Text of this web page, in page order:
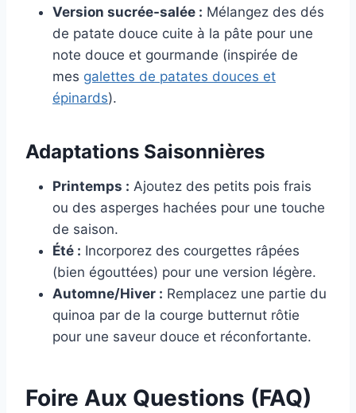
Version sucrée-salée : Mélangez des dés
de patate douce cuite à la pâte pour une
note douce et gourmande (inspirée de
mes galettes de patates douces et
épinards).
Adaptations Saisonnières
Printemps : Ajoutez des petits pois frais
ou des asperges hachées pour une touche
de saison.
Été : Incorporez des courgettes râpées
(bien égouttées) pour une version légère.
Automne/Hiver : Remplacez une partie du
quinoa par de la courge butternut rôtie
pour une saveur douce et réconfortante.
Foire Aux Questions (FAQ)